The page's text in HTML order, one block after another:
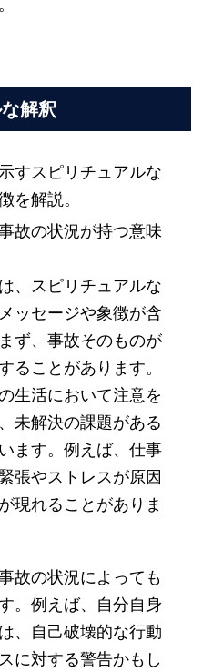
解釈
すスピリチュアルな
を解説。
故の状況が持つ意味
、スピリチュアルな
ッセージや象徴が含
ず、事故そのものが
ることがあります。
生活において注意を
未解決の課題がある
ます。例えば、仕事
張やストレスが原因
現れることがありま
故の状況によっても
。例えば、自分自身
、自己破壊的な行動
に対する警告かもし